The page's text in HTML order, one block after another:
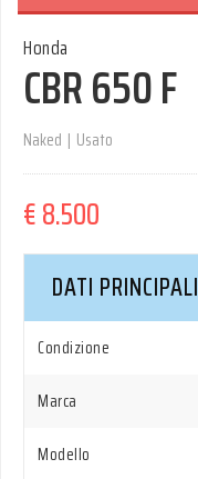
Honda
CBR 650 F
Naked | Usato
€ 8.500
DATI PRINCIPALI
Condizione
Marca
Modello